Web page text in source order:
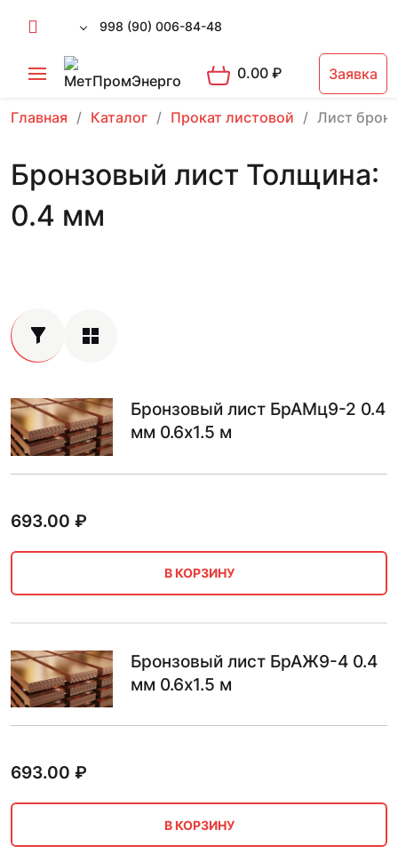
998 (90) 006-84-48
0.00₽ Заявка
Главная Каталог Прокат листовой Лист
Бронзовый лист Толщина:
0.4 мм
Бронзовый лист БрАМц9-2 0.4
мм 0.6х1.5 м
693.00 ₽
В КОРЗИНУ
Бронзовый лист БрАЖ9-4 0.4
мм 0.6х1.5 м
693.00 ₽
В КОРЗИНУ